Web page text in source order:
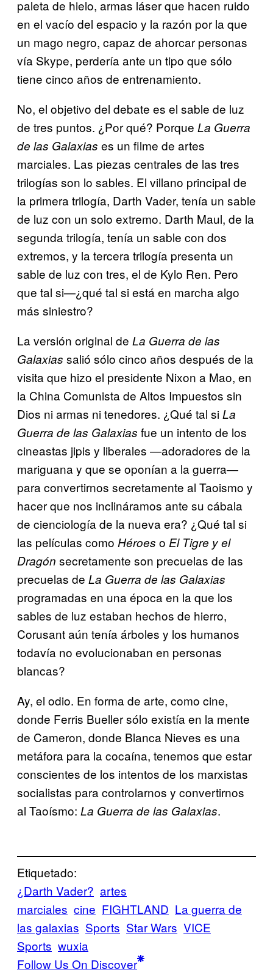
paleta de hielo, armas láser que hacen ruido
en el vacío del espacio y la razón por la que
un mago negro, capaz de ahorcar personas
vía Skype, perdería ante un tipo que sólo
tiene cinco años de entrenamiento.
No, el objetivo del debate es el sable de luz
de tres puntos. ¿Por qué? Porque La Guerra
de las Galaxias es un filme de artes
marciales. Las piezas centrales de las tres
trilogías son lo sables. El villano principal de
la primera trilogía, Darth Vader, tenía un sable
de luz con un solo extremo. Darth Maul, de la
segunda trilogía, tenía un sable con dos
extremos, y la tercera trilogía presenta un
sable de luz con tres, el de Kylo Ren. Pero
que tal si—¿qué tal si está en marcha algo
más siniestro?
La versión original de La Guerra de las
Galaxias salió sólo cinco años después de la
visita que hizo el presidente Nixon a Mao, en
la China Comunista de Altos Impuestos sin
Dios ni armas ni tenedores. ¿Qué tal siLa
Guerra de las Galaxias fue un intento de los
cineastas jipis y liberales —adoradores de la
mariguana y que se oponían a la guerra—
para convertirnos secretamente al Taoismo y
hacer que nos inclináramos ante su cábala
de cienciología de la nueva era? ¿Qué tal si
las películas como Héroes o El Tigre y el
Dragón secretamente son precuelas de las
precuelas de La Guerra de las Galaxias
programadas en una época en la que los
sables de luz estaban hechos de hierro,
Corusant aún tenía árboles y los humanos
todavía no evolucionaban en personas
blancas?
Ay, el odio. En forma de arte, como cine,
donde Ferris Bueller sólo existía en la mente
de Cameron, donde Blanca Nieves es una
metáfora para la cocaína, tenemos que estar
conscientes de los intentos de los marxistas
socialistas para controlarnos y convertirnos
al Taoísmo: La Guerra de las Galaxias.
Etiquetado:
¿Darth Vader? artes
marciales cine FIGHTLAND La guerra de
las galaxias Sports Star Wars VICE
Sports wuxia
Follow Us On Discover